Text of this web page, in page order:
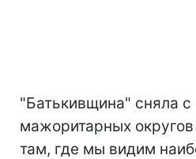
"Батькивщина" сняла с
мажоритарных округов
там, где мы видим